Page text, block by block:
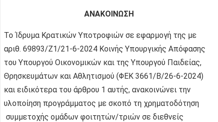
ΑΝΑΚΟΙΝΩΣΗ
Το Ίδρυμα Κρατικών Υποτροφιών σε εφαρμογή της με
αριθ. 69893/Ζ1/21-6-2024 Κοινής Υπουργικής Απόφασης
του Υπουργού Οικονομικών και της Υπουργού Παιδείας,
Θρησκευμάτων και Αθλητισμού (ΦΕΚ 3661/Β/26-6-2024)
και ειδικότερα του άρθρου 1 αυτής, ανακοινώνει την
υλοποίηση προγράμματος με σκοπό τη χρηματοδότηση
συμμετοχής ομάδων φοιτητών/τριών σε διεθνείς